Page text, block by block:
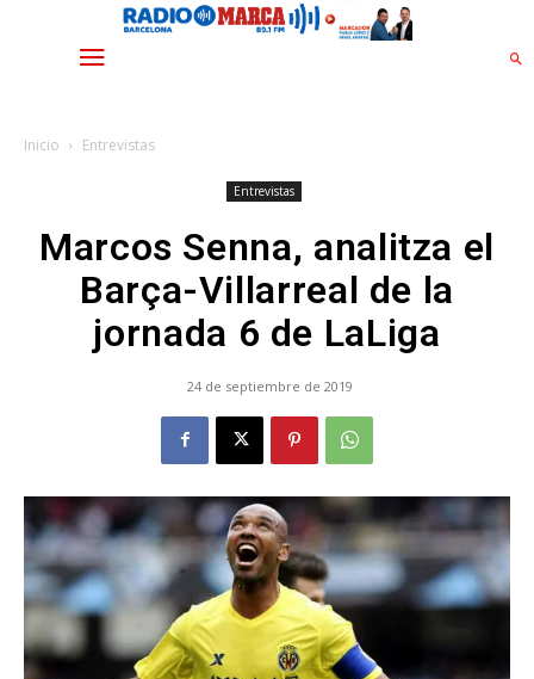
Inicio Entrevistas
Entrevistas
Marcos Senna, analitza el
Barça-Villarreal de la
jornada 6 de LaLiga
24 de septiembre de 2019